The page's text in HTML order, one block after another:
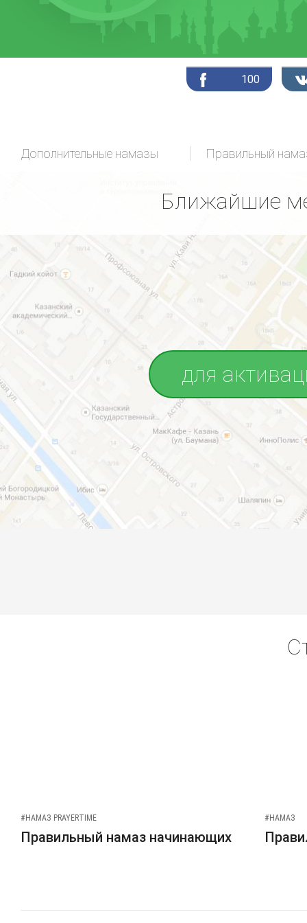
100
Дополнительные намазы
Ближайшие
для
#НАМАЗ PRAYERTIME
Правильный намаз начинающих
#НАМАЗ